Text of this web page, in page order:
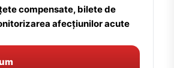
compensate, bilete de
afecțiunilor acute